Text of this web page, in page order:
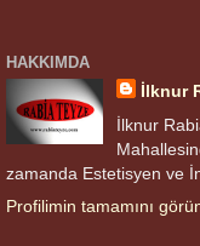
HAKKIMDA
İlknur
İlknur
zamanda Estetisyen ve
Profilimin tamamını